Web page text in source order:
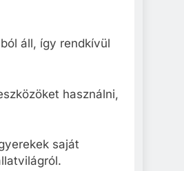
áll, így rendkívül
használni,
saját